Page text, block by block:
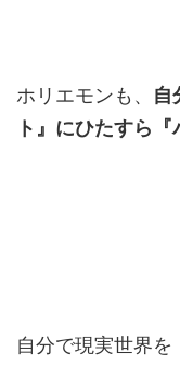
ホリエモンも、 自
ト』にひたすら『
自分で現実世界